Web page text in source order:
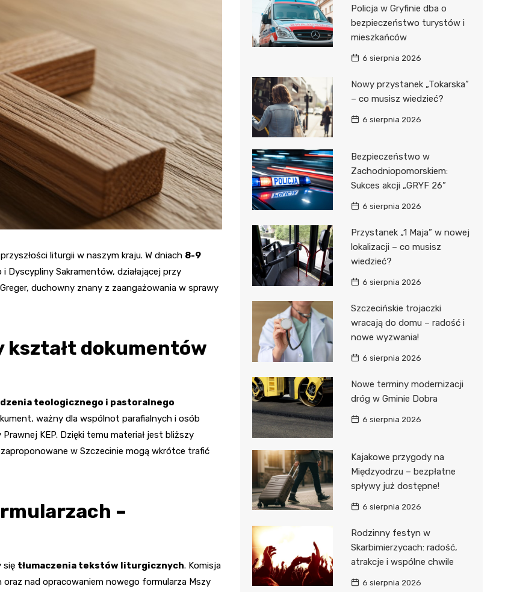
Sokołowskiego
Pomorskiej Akademii
Medycznej
Szpital Kliniczny nr 2
Specjalistyczny Szpital im.
A. Sokołowskiego
Samodzielny Publiczny
Wojewódzki Szpital
Zespolony im. M.
Skłodowskiej-Curi
liturgii w naszym kraju. W dniach 8-9
Dyscypliny Sakramentów, działającej przy
duchowny znany z zaangażowania w sprawy
dokumentów
teologicznego i pastoralnego
ważny dla wspólnot parafialnych i osób
KEP. Dzięki temu materiał jest bliższy
w Szczecinie mogą wkrótce trafić
–
się tłumaczenia tekstów liturgicznych. Komisja
oraz nad opracowaniem nowego formularza Mszy
Policja w Gryfinie dba o
bezpieczeństwo turystów i
mieszkańców
6 sierpnia 2026
Nowy przystanek „Tokarska”
– co musisz wiedzieć?
6 sierpnia 2026
Bezpieczeństwo w
Zachodniopomorskiem:
Sukces akcji „GRYF 26”
6 sierpnia 2026
Przystanek „1 Maja” w nowej
lokalizacji – co musisz
wiedzieć?
6 sierpnia 2026
Szczecińskie trojaczki
wracają do domu – radość i
nowe wyzwania!
6 sierpnia 2026
Nowe terminy modernizacji
dróg w Gminie Dobra
6 sierpnia 2026
Kajakowe przygody na
Międzyodrzu – bezpłatne
spływy już dostępne!
6 sierpnia 2026
Rodzinny festyn w
Skarbimierzycach: radość,
atrakcje i wspólne chwile
6 sierpnia 2026